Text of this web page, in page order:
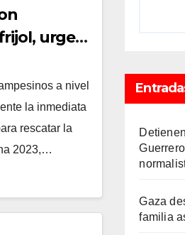
urge
recibir
a nivel
la inmediata
rescatar la
2023,…
Gaza
familia